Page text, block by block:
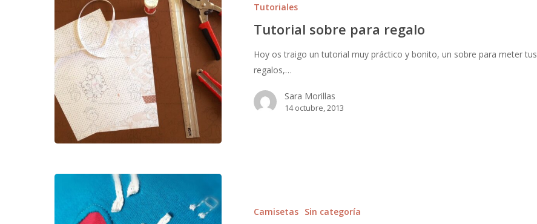
Tutoriales
Tutorial sobre para regalo
Hoy os traigo un tutorial muy práctico y bonito, un sobre para meter tus
regalos,…
Sara Morillas
14 octubre, 2013
Camisetas Sin categoría